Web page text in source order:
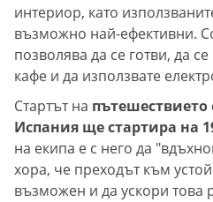
интериор, като
възможно най-ефективни.
позволява да се готви, да
кафе и да използвате
Стартът на
Испания ще стартира на
на екипа е с него да
хора, че преходът към
възможен и да ускори това